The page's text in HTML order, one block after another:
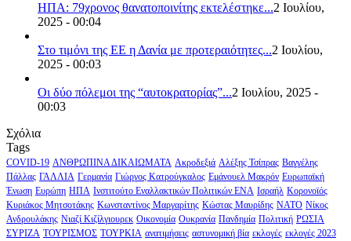
ΗΠΑ: 79χρονος θανατοποινίτης εκτελέστηκε...2 Ιουλίου,
2025 - 00:04
Στο τιμόνι της ΕΕ η Δανία με προτεραιότητες...2 Ιουλίου,
2025 - 00:03
Οι δύο πόλεμοι της “αυτοκρατορίας”...2 Ιουλίου, 2025 -
00:03
Σχόλια
Tags
COVID-19 ΑΝΘΡΩΠΙΝΑ ΔΙΚΑΙΩΜΑΤΑ Ακροδεξιά Αλέξης Τσίπρας Βαγγέλης
Πάλλας ΓΑΛΛΙΑ Γερμανία Γιώργος Κατρούγκαλος Εμάνουελ Μακρόν Ευρωπαϊκή
Ένωση Ευρώπη ΗΠΑ Ινστιτούτο Εναλλακτικών Πολιτικών ΕΝΑ Ισραήλ Κορονοϊός
Κυριάκος Μητσοτάκης Κωνσταντίνος Μαργαρίτης Κώστας Μαυρίδης ΝΑΤΟ Νίκος
Ανδρουλάκης Νιαζί Κιζίλγιουρεκ Οικονομία Ουκρανία Πανδημία Πολιτική ΡΩΣΙΑ
ΣΥΡΙΖΑ ΤΟΥΡΙΣΜΟΣ ΤΟΥΡΚΙΑ ανατιμήσεις αστυνομική βία εκλογές εκλογές 2023